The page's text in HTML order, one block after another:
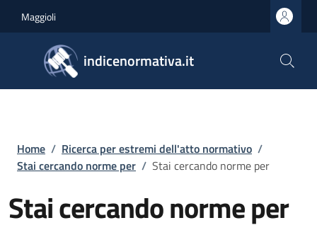
Maggioli
indicenormativa.it
Briciole di pane
Home / Ricerca per estremi dell'atto normativo /
Stai cercando norme per / Stai cercando norme per
Stai cercando norme per